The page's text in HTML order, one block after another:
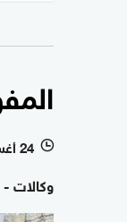
l 24 أغسطس 2021 - 10:31 بتوقيت أبوظبي
وكالات